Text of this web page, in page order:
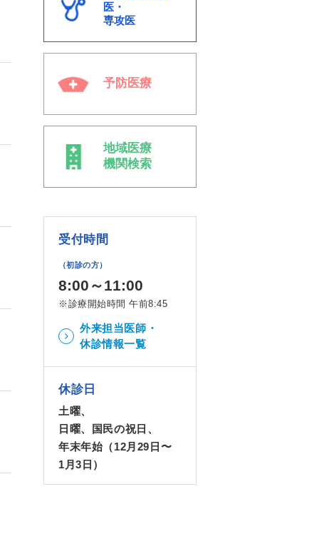
医・
専攻医
予防医療
地域医療
機関検索
受付時間
（初診の方）
8:00～11:00
※診療開始時間 午前8:45
外来担当医師・
休診情報一覧
休診日
土曜、
日曜、国民の祝日、
年末年始（12月29日〜
1月3日）